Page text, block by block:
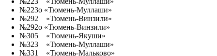
№223о «Тюмень-Муллаши»
№292 «Тюмень-Винзили»
№292о «Тюмень-Винзили»
№305 «Тюмень-Якуши»
№323 «Тюмень-Муллаши»
№331 «Тюмень-Мальково»